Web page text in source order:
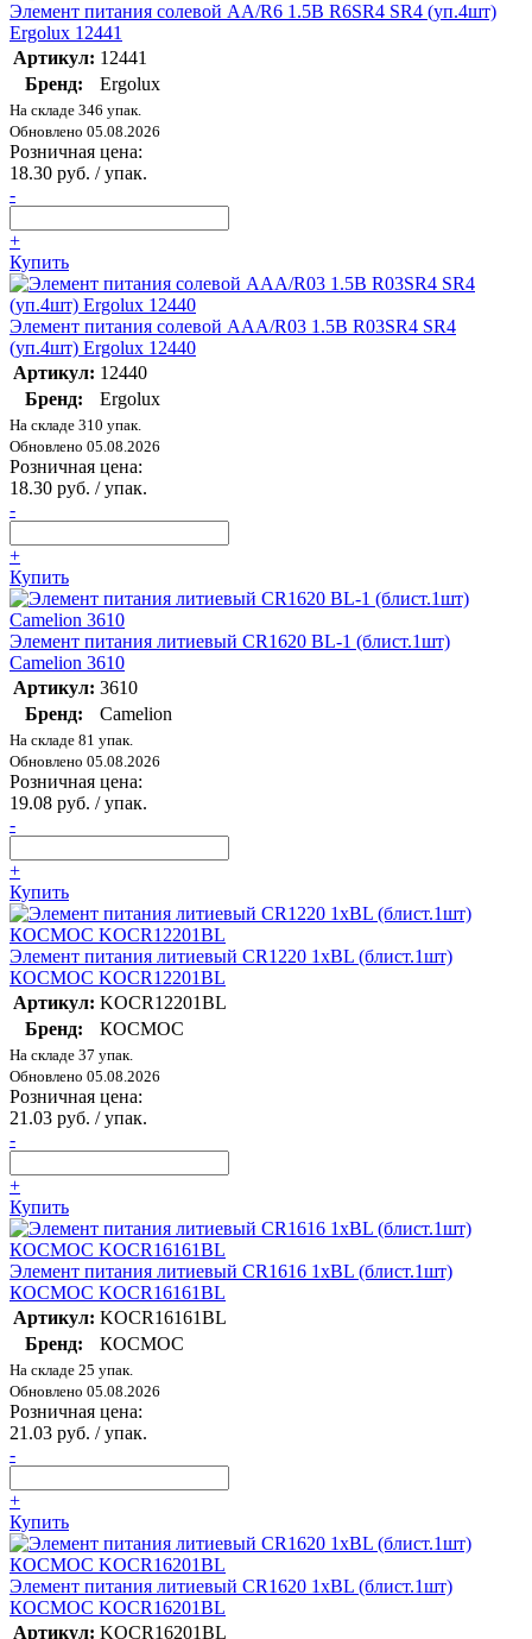
Элемент питания солевой AA/R6 1.5В R6SR4 SR4 (уп.4шт)
Ergolux 12441
Артикул: 12441
Бренд:
Ergolux
На складе 346 упак.
Обновлено 05.08.2026
Розничная цена:
18.30 руб. / упак.
-
+
Купить
Элемент питания солевой AAA/R03 1.5В R03SR4 SR4
(уп.4шт) Ergolux 12440
Артикул: 12440
Бренд:
Ergolux
На складе 310 упак.
Обновлено 05.08.2026
Розничная цена:
18.30 руб. / упак.
-
+
Купить
Элемент питания литиевый CR1620 BL-1 (блист.1шт)
Camelion 3610
Артикул: 3610
Бренд:
Camelion
На складе 81 упак.
Обновлено 05.08.2026
Розничная цена:
19.08 руб. / упак.
-
+
Купить
Элемент питания литиевый CR1220 1хBL (блист.1шт)
КОСМОС KOCR12201BL
Артикул: KOCR12201BL
Бренд:
КОСМОС
На складе 37 упак.
Обновлено 05.08.2026
Розничная цена:
21.03 руб. / упак.
-
+
Купить
Элемент питания литиевый CR1616 1хBL (блист.1шт)
КОСМОС KOCR16161BL
Артикул: KOCR16161BL
Бренд:
КОСМОС
На складе 25 упак.
Обновлено 05.08.2026
Розничная цена:
21.03 руб. / упак.
-
+
Купить
Элемент питания литиевый CR1620 1хBL (блист.1шт)
КОСМОС KOCR16201BL
Артикул: KOCR16201BL